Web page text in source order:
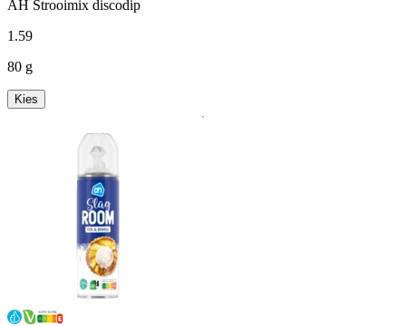
AH Strooimix discodip
1 .59
80 g
Kies